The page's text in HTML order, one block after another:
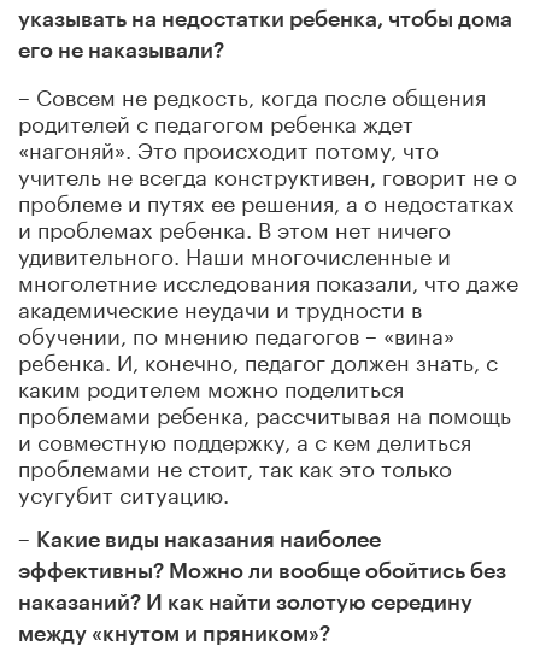
указывать на недостатки ребенка, чтобы дома
его не наказывали?
– Совсем не редкость, когда после общения
родителей с педагогом ребенка ждет
«нагоняй». Это происходит потому, что
учитель не всегда конструктивен, говорит не о
проблеме и путях ее решения, а о недостатках
и проблемах ребенка. В этом нет ничего
удивительного. Наши многочисленные и
многолетние исследования показали, что даже
академические неудачи и трудности в
обучении, по мнению педагогов – «вина»
ребенка. И, конечно, педагог должен знать, с
каким родителем можно поделиться
проблемами ребенка, рассчитывая на помощь
и совместную поддержку, а с кем делиться
проблемами не стоит, так как это только
усугубит ситуацию.
– Какие виды наказания наиболее
эффективны? Можно ли вообще обойтись без
наказаний? И как найти золотую середину
между «кнутом и пряником»?